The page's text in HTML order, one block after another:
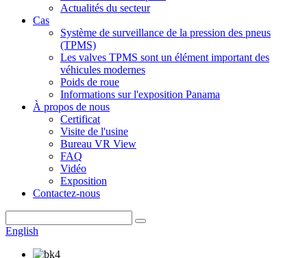
Actualités du secteur
Cas
Système de surveillance de la pression des pneus
(TPMS)
Les valves TPMS sont un élément important des
véhicules modernes
Poids de roue
Informations sur l'exposition Panama
À propos de nous
Certificat
Visite de l'usine
Bureau VR View
FAQ
Vidéo
Exposition
Contactez-nous
English